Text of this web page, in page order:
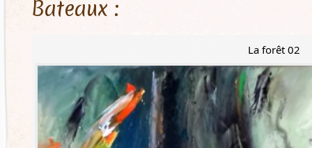
Bateaux :
La forêt 02